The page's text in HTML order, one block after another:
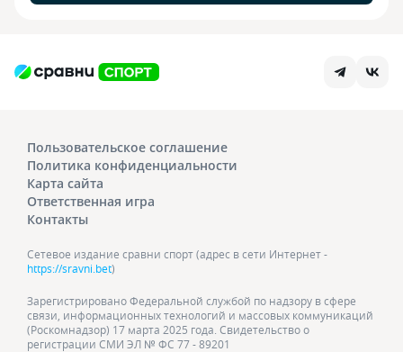
Пользовательское соглашение
Политика конфиденциальности
Карта сайта
Ответственная игра
Контакты
Сетевое издание сравни спорт (адрес в сети Интернет -
https://sravni.bet)
Зарегистрировано Федеральной службой по надзору в сфере
связи, информационных технологий и массовых коммуникаций
(Роскомнадзор) 17 марта 2025 года. Свидетельство о
регистрации СМИ ЭЛ № ФС 77 - 89201